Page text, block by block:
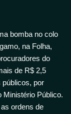
bomba no colo
na Folha,
do
de R$ 2,5
públicos, por
Ministério Público.
ordens de